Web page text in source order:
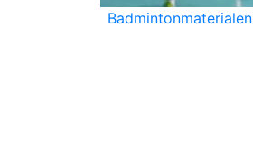
Badmintonmaterialen